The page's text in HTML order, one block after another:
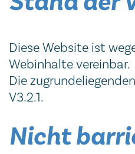
Diese Website ist
Webinhalte vereinbar.
Die
V3.2.1.
Nicht